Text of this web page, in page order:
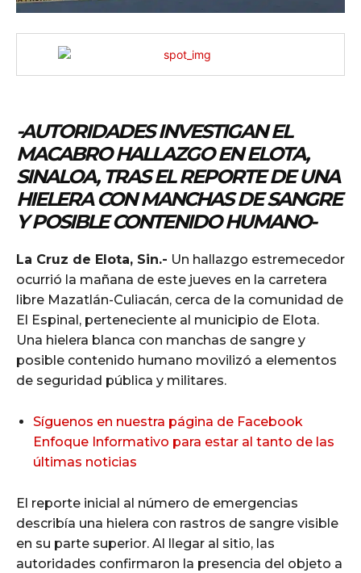
-AUTORIDADES INVESTIGAN EL
MACABRO HALLAZGO EN ELOTA,
SINALOA, TRAS EL REPORTE DE UNA
HIELERA CON MANCHAS DE SANGRE
Y POSIBLE CONTENIDO HUMANO-
La Cruz de Elota, Sin.- Un hallazgo estremecedor
ocurrió la mañana de este jueves en la carretera
libre Mazatlán-Culiacán, cerca de la comunidad de
El Espinal, perteneciente al municipio de Elota.
Una hielera blanca con manchas de sangre y
posible contenido humano movilizó a elementos
de seguridad pública y militares.
Síguenos en nuestra página de Facebook
Enfoque Informativo para estar al tanto de las
últimas noticias
El reporte inicial al número de emergencias
describía una hielera con rastros de sangre visible
en su parte superior. Al llegar al sitio, las
autoridades confirmaron la presencia del objeto a